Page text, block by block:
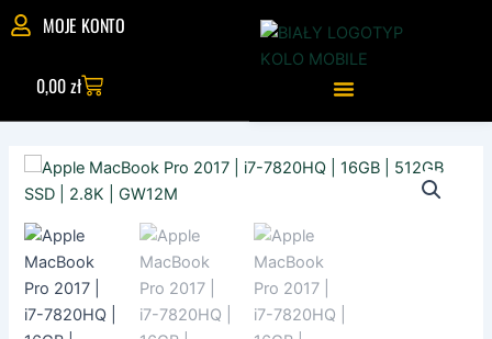
Skip
to
MOJE KONTO
0,00złWózek
ilość
Apple
MacBook
Pro
2017
|
i7-